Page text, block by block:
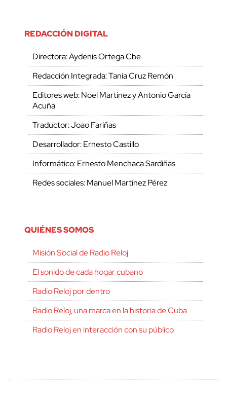
REDACCIÓN DIGITAL
Directora: Aydenis Ortega Che
Redacción Integrada: Tania Cruz Remón
Editores web: Noel Martínez y Antonio García
Acuña
Traductor: Joao Fariñas
Desarrollador: Ernesto Castillo
Informático: Ernesto Menchaca Sardiñas
Redes sociales: Manuel Martínez Pérez
QUIÉNES SOMOS
Misión Social de Radio Reloj
El sonido de cada hogar cubano
Radio Reloj por dentro
Radio Reloj, una marca en la historia de Cuba
Radio Reloj en interacción con su público